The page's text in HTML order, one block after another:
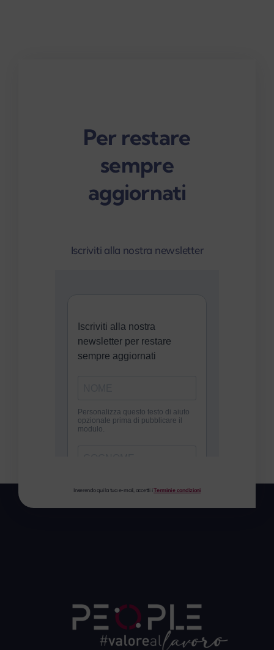
Per restare
sempre
aggiornati
Iscriviti alla nostra newsletter
Inserendo qui la tua e-mail, accetti iTermini e condizioni